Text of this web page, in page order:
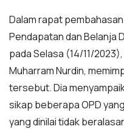
Dalam rapat
Pendapatan dan Belanja
pada Selasa (14/11/2023),
Muharram Nurdin,
tersebut. Dia
sikap beberapa OPD
yang dinilai tidak